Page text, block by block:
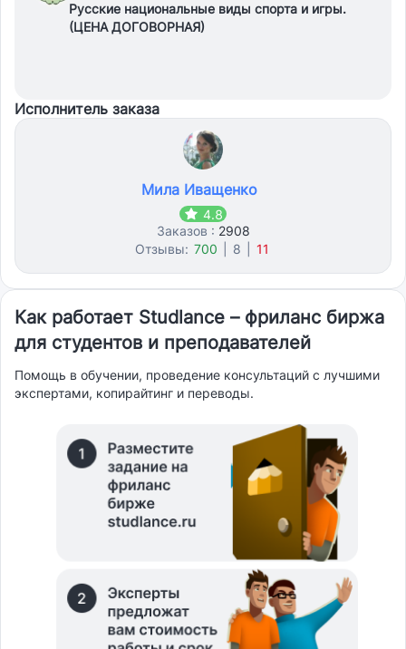
Русские национальные виды спорта и игры.
(ЦЕНА ДОГОВОРНАЯ)
Исполнитель заказа
Мила Иващенко
4.8
Заказов : 2908
Отзывы: 700 8 11
Как работает Studlance – фриланс биржа
для студентов и преподавателей
Помощь в обучении, проведение консультаций с лучшими
экспертами, копирайтинг и переводы.